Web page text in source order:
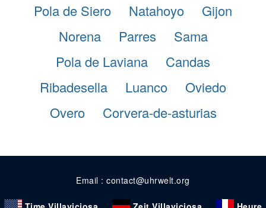
Pola de Siero
Natahoyo
Gijon
Norena
Parres
Sama
Pola de Laviana
Candas
Ribadesella
Luanco
Oviedo
Overo
Corvera-de-asturias
Email : contact@uhrwelt.org